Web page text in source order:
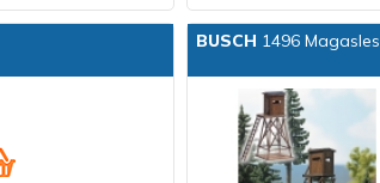
BUSCH 1496 Magasles